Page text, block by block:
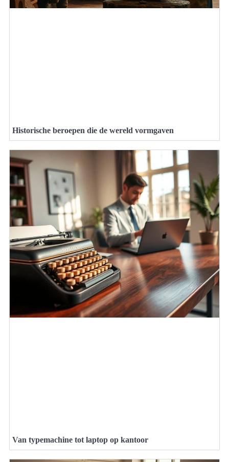
Historische beroepen die de wereld vormgaven
Van typemachine tot laptop op kantoor